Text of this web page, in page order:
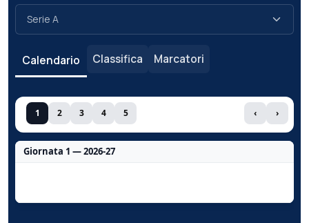
Calendario Classifica Marcatori
1 2 3 4 5 ‹ ›
Giornata 1 — 2026-27